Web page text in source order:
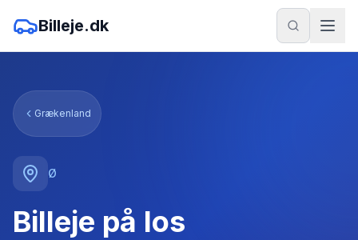
Billeje.dk
Grækenland
Ø
Billeje på Ios